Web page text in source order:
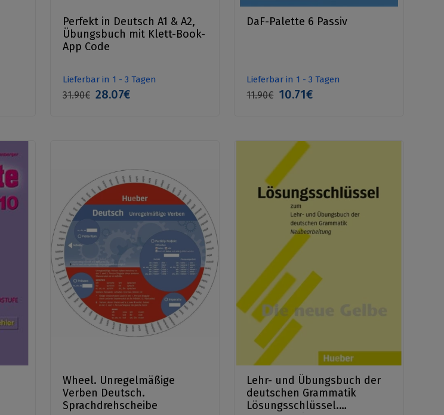
Perfekt in Deutsch A1 & A2,
Übungsbuch mit Klett-Book-
App Code
Lieferbar in 1 - 3 Tagen
31.90€ 28.07€
DaF-Palette 6 Passiv
Lieferbar in 1 - 3 Tagen
11.90€ 10.71€
Wheel. Unregelmäßige
Verben Deutsch.
Sprachdrehscheibe
Lehr- und Übungsbuch der
deutschen Grammatik
Lösungsschlüssel.